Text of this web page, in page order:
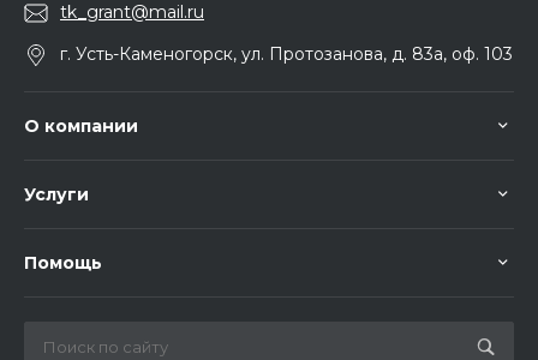
tk_grant@mail.ru
г. Усть-Каменогорск, ул. Протозанова, д. 83а, оф. 103
О компании
Услуги
Помощь